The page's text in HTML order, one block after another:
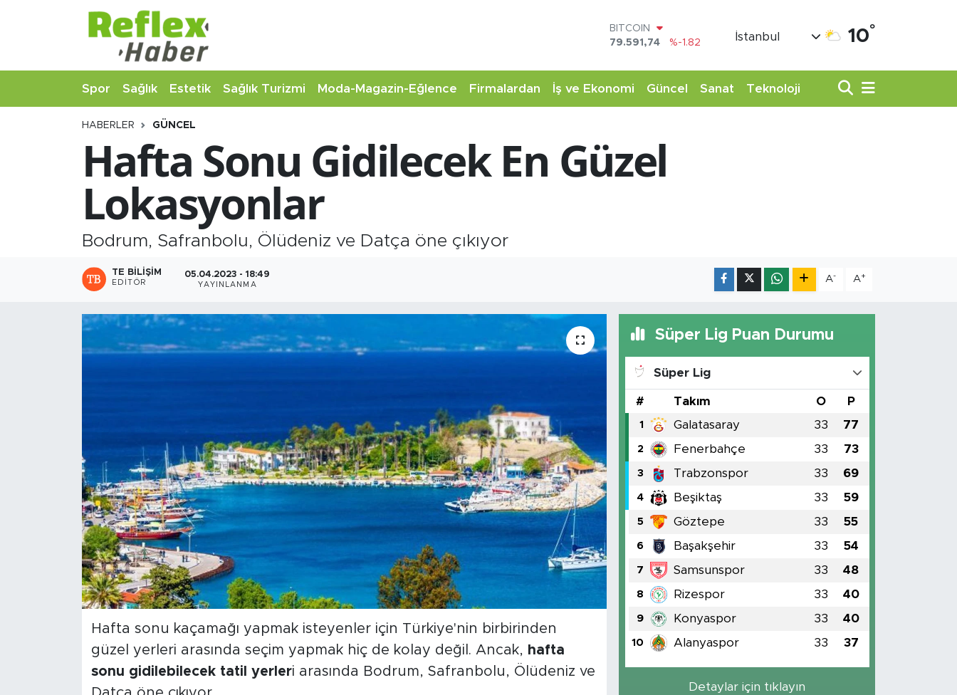
DOLAR
45,43620
%0.02
53,38690
%0.19
STERLİN
14.598,00
BITCOIN
İstanbul 10°
Spor Sağlık Estetik Sağlık Turizmi Moda-Magazin-Eğlence Firmalardan İş ve Ekonomi Güncel Sanat Teknoloji
HABERLER GÜNCEL
Hafta Sonu Gidilecek En Güzel
Lokasyonlar
Bodrum, Safranbolu, Ölüdeniz ve Datça öne çıkıyor
TE BILIŞIM
EDITÖR
05.04.2023 - 18:49
YAYINLANMA
A- A+
Hafta sonu kaçamağı yapmak isteyenler için Türkiye'nin birbirinden
güzel yerleri arasında seçim yapmak hiç de kolay değil. Ancak, hafta
sonu gidilebilecek tatil yerleri arasında Bodrum, Safranbolu, Ölüdeniz ve
Süper Lig Puan Durumu
Süper Lig
# Takım O P
1 Galatasaray 33 77
2 Fenerbahçe 33 73
3 Trabzonspor 33 69
4 Beşiktaş 33 59
5 Göztepe 33 55
6 Başakşehir 33 54
7 Samsunspor 33 48
8 Rizespor 33 40
9 Konyaspor 33 40
10 Alanyaspor 33 37
Detaylar için tıklayın
Estetik
Firmalardan
İş ve Ekonomi
Moda-Magazin-Eğlence
Nöbetçi Eczaneler
Hava Durumu
Namaz Vakitleri
Trafik Durumu
Şampiyonlar Ligi Puan Durumu ve Fikstür
Tüm Manşetler
Son Dakika Haberleri